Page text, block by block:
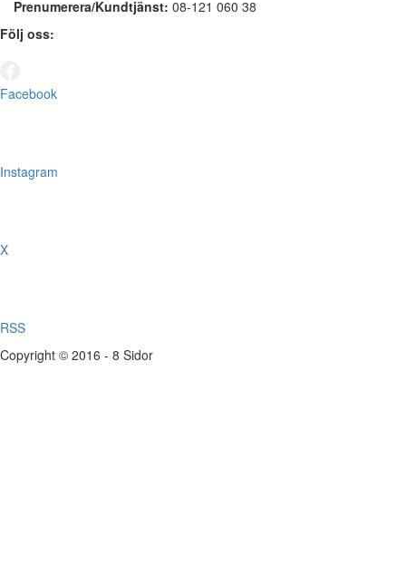
Prenumerera/Kundtjänst: 08-121 060 38
Följ oss:
Facebook
Instagram
X
RSS
Copyright © 2016 - 8 Sidor